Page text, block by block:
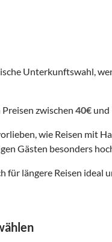
Unterkunftswahl,
zwischen 40€ und
wie Reisen mit
Gästen besonders
längere Reisen ideal